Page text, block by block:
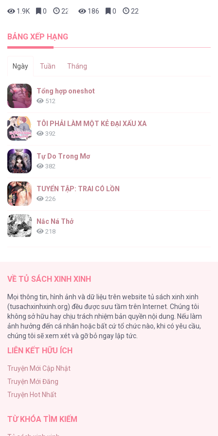
Quỷ Thai [...] – Chap 26
Quỷ Thai [...] – Chap 22
1.9K
0 22 giờ trước
186
0 22 giờ trước
BẢNG XẾP HẠNG
Ngày Tuần Tháng
Tổng hợp oneshot
512
TÔI PHẢI LÀM MỘT KẺ ĐẠI XẤU XA
392
Tự Do Trong Mơ
382
TUYỂN TẬP: TRAI CÓ LỒN
226
Nắc Ná Thở
218
191
Làm vị cứu tinh thật dễ dàng
186
Thiên Đường Táo Xanh
(END) Merry Marbling
150
VỀ TỦ SÁCH XINH XINH
Mọi thông tin, hình ảnh và dữ liệu trên website tủ sách xinh xinh
(tusachxinhxinh.org) đều được sưu tầm trên Internet. Chúng tôi
không sở hữu hay chịu trách nhiệm bản quyền nội dung. Nếu làm
ảnh hưởng đến cá nhân hoặc bất cứ tổ chức nào, khi có yêu cầu,
chúng tôi sẽ xem xét và gỡ bỏ ngay lập tức.
LIÊN KẾT HỮU ÍCH
Truyện Mới Cập Nhật
Truyện Mới Đăng
Truyện Hot Nhất
TỪ KHÓA TÌM KIẾM